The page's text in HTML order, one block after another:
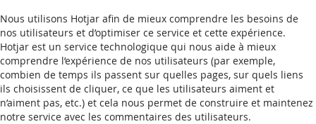
Nous utilisons Hotjar afin de mieux comprendre les besoins de
nos utilisateurs et d’optimiser ce service et cette expérience.
Hotjar est un service technologique qui nous aide à mieux
comprendre l’expérience de nos utilisateurs (par exemple,
combien de temps ils passent sur quelles pages, sur quels liens
ils choisissent de cliquer, ce que les utilisateurs aiment et
n’aiment pas, etc.) et cela nous permet de construire et maintenez
notre service avec les commentaires des utilisateurs.